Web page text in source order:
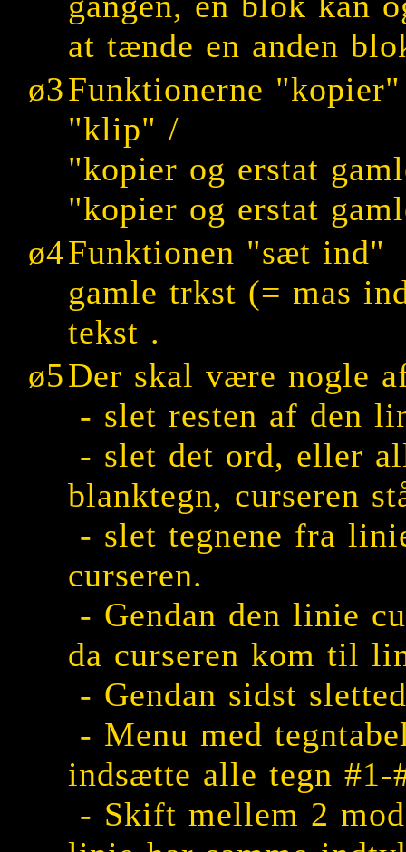
at tænde en anden
ø3Funktionerne
"klip" /
"kopier og erstat
"kopier og erstat
ø4Funktionen "sæt ind"
gamle trkst (= mas
tekst .
ø5Der skal være nogle
- slet resten af den
- slet det ord, eller
blanktegn, curseren
- slet tegnene fra
curseren.
- Gendan den linie
da curseren kom til
- Gendan sidst
- Menu med
indsætte alle tegn #1-
- Skift mellem 2